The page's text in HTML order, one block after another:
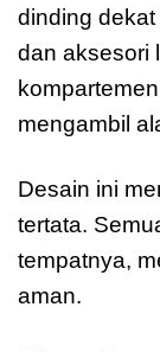
dinding
dan aksesori
mengambil
Desain ini
tertata.
tempatnya,
aman.